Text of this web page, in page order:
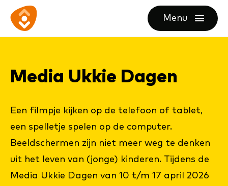
direct
content
direct
footer
Ga
naar
Menu
openen
Me­dia Uk­kie Da­gen
Een filmpje kijken op de telefoon of tablet,
een spelletje spelen op de computer.
Beeldschermen zijn niet meer weg te denken
uit het leven van (jonge) kinderen. Tijdens de
Media Ukkie Dagen van 10 t/m 17 april 2026